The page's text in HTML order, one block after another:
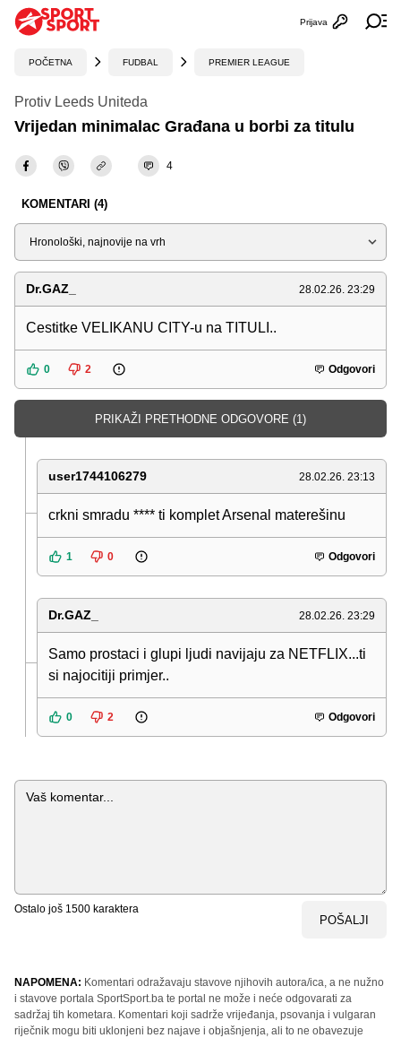
Otvori
Prijava
POČETNA FUDBAL PREMIER LEAGUE
Protiv Leeds Uniteda
Vrijedan minimalac Građana u borbi za titulu
4
KOMENTARI (4)
Sortiraj
Dr.GAZ_ 28.02.26. 23:29
Cestitke VELIKANU CITY-u na TITULI..
0 2 Odgovori
PRIKAŽI PRETHODNE ODGOVORE (1)
user1744106279 28.02.26. 23:13
crkni smradu **** ti komplet Arsenal materešinu
1 0 Odgovori
Dr.GAZ_ 28.02.26. 23:29
Samo prostaci i glupi ljudi navijaju za NETFLIX...ti
si najocitiji primjer..
0 2 Odgovori
Komentar
Ostalo još 1500 karaktera
POŠALJI
NAPOMENA: Komentari odražavaju stavove njihovih autora/ica, a ne nužno
i stavove portala SportSport.ba te portal ne može i neće odgovarati za
sadržaj tih kometara. Komentari koji sadrže vrijeđanja, psovanja i vulgaran
riječnik mogu biti uklonjeni bez najave i objašnjenja, ali to ne obavezuje